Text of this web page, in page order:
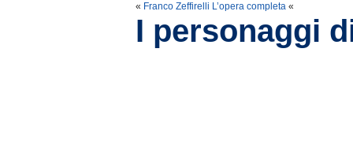
« Franco Zeffirelli L’opera completa «
I personaggi